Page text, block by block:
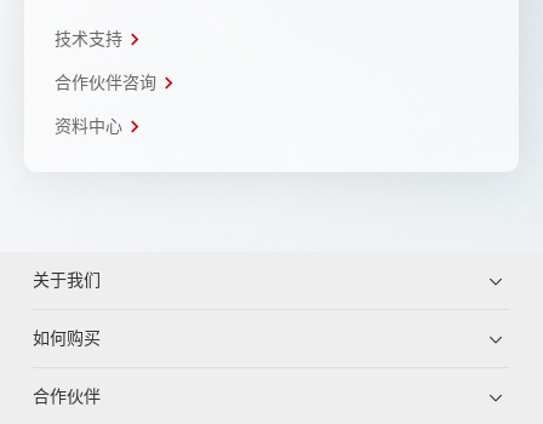
技术支持
合作伙伴咨询
资料中心
关于我们
如何购买
合作伙伴